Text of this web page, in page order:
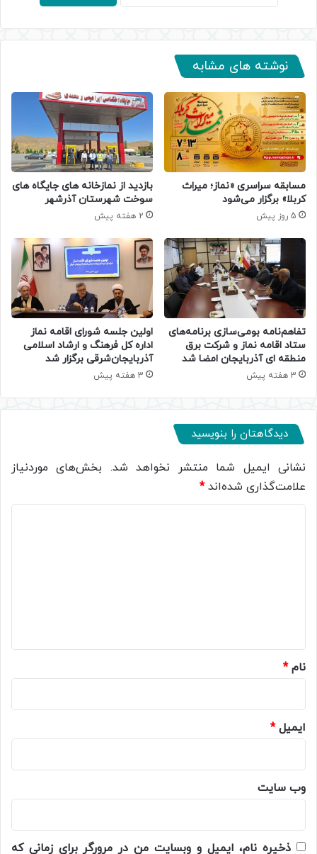
نوشته های مشابه
مسابقه سراسری «نماز؛ میراث
کربلا» برگزار می‌شود
5 روز پیش
بازدید از نمازخانه های جایگاه های
سوخت شهرستان آذرشهر
2 هفته پیش
تفاهم‌نامه بومی‌سازی برنامه‌های
ستاد اقامه نماز و شرکت برق
منطقه ای آذربایجان امضا شد
3 هفته پیش
اولین جلسه شورای اقامه نماز
اداره کل فرهنگ و ارشاد اسلامی
آذربایجان‌شرقی برگزار شد
3 هفته پیش
دیدگاهتان را بنویسید
نشانی ایمیل شما منتشر نخواهد شد. بخش‌های موردنیاز
علامت‌گذاری شده‌اند*
نام*
ایمیل*
وب‌ سایت
ذخیره نام، ایمیل و وبسایت من در مرورگر برای زمانی که